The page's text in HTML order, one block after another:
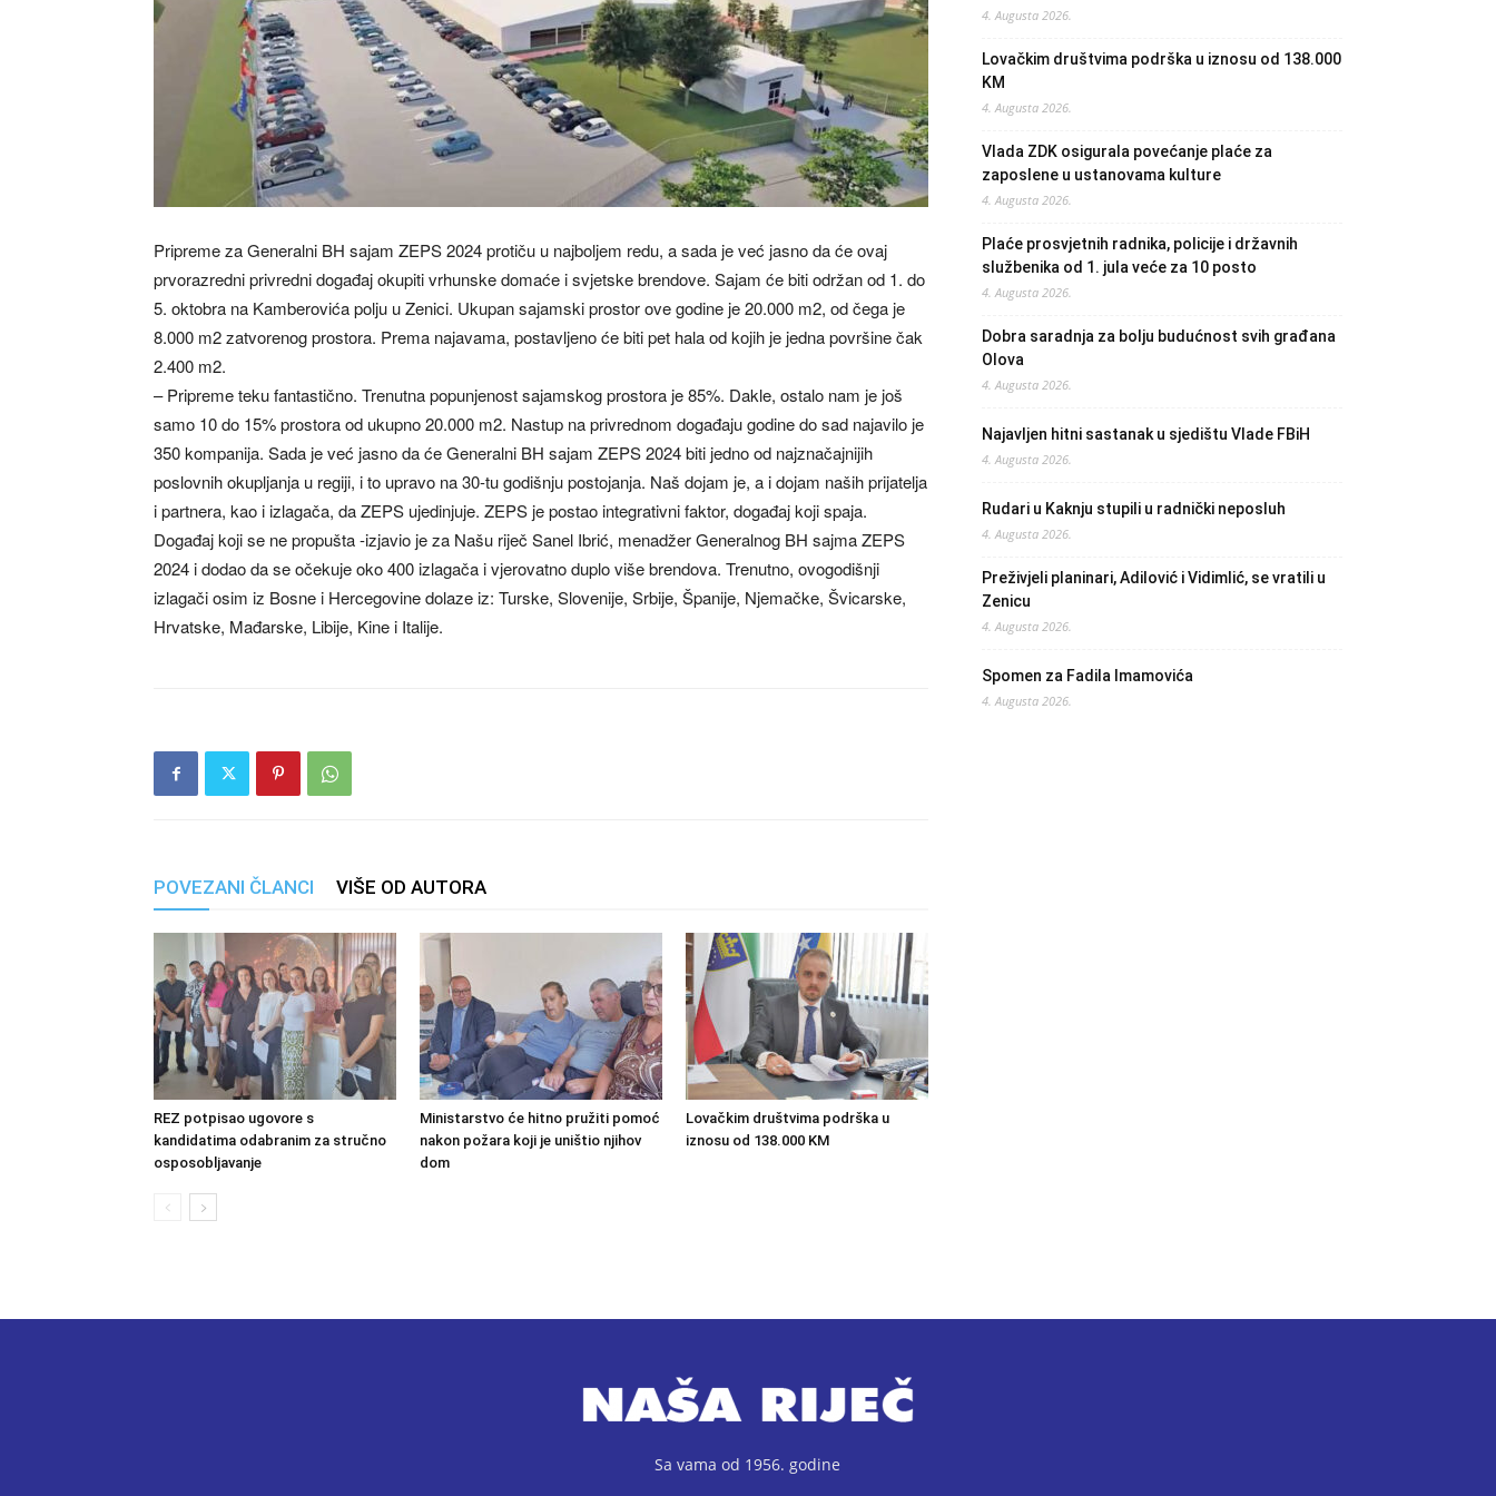
Pripreme za Generalni BH sajam ZEPS 2024 protiču u najboljem redu, a sada je već jasno da će ovaj
prvorazredni privredni događaj okupiti vrhunske domaće i svjetske brendove. Sajam će biti održan od 1. do
5. oktobra na Kamberovića polju u Zenici. Ukupan sajamski prostor ove godine je 20.000 m2, od čega je
8.000 m2 zatvorenog prostora. Prema najavama, postavljeno će biti pet hala od kojih je jedna površine čak
2.400 m2.
– Pripreme teku fantastično. Trenutna popunjenost sajamskog prostora je 85%. Dakle, ostalo nam je još
samo 10 do 15% prostora od ukupno 20.000 m2. Nastup na privrednom događaju godine do sad najavilo je
350 kompanija. Sada je već jasno da će Generalni BH sajam ZEPS 2024 biti jedno od najznačajnijih
poslovnih okupljanja u regiji, i to upravo na 30-tu godišnju postojanja. Naš dojam je, a i dojam naših prijatelja
i partnera, kao i izlagača, da ZEPS ujedinjuje. ZEPS je postao integrativni faktor, događaj koji spaja.
Događaj koji se ne propušta -izjavio je za Našu riječ Sanel Ibrić, menadžer Generalnog BH sajma ZEPS
2024 i dodao da se očekuje oko 400 izlagača i vjerovatno duplo više brendova. Trenutno, ovogodišnji
izlagači osim iz Bosne i Hercegovine dolaze iz: Turske, Slovenije, Srbije, Španije, Njemačke, Švicarske,
Hrvatske, Mađarske, Libije, Kine i Italije.
POVEZANI ČLANCI VIŠE OD AUTORA
REZ potpisao ugovore s
kandidatima odabranim za stručno
osposobljavanje
Ministarstvo će hitno pružiti pomoć
nakon požara koji je uništio njihov
dom
Lovačkim društvima podrška u
iznosu od 138.000 KM
4. Augusta 2026.
Lovačkim društvima podrška u iznosu od 138.000
KM
4. Augusta 2026.
Vlada ZDK osigurala povećanje plaće za
zaposlene u ustanovama kulture
4. Augusta 2026.
Plaće prosvjetnih radnika, policije i državnih
službenika od 1. jula veće za 10 posto
4. Augusta 2026.
Dobra saradnja za bolju budućnost svih građana
Olova
4. Augusta 2026.
Najavljen hitni sastanak u sjedištu Vlade FBiH
4. Augusta 2026.
Rudari u Kaknju stupili u radnički neposluh
4. Augusta 2026.
Preživjeli planinari, Adilović i Vidimlić, se vratili u
Zenicu
4. Augusta 2026.
Spomen za Fadila Imamovića
4. Augusta 2026.
Sa vama od 1956. godine